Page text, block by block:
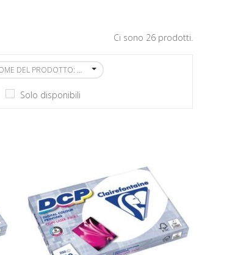
Ci sono 26 prodotti.
NOME DEL PRODOTTO: DALLA A ALLA Z
Solo disponibili